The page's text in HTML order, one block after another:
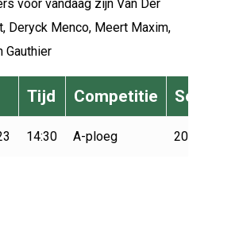
voor vandaag zijn Van Der
Deryck Menco, Meert Maxim,
Gauthier
Tijd Competitie Seizoen
14:30 A-ploeg 2023-2024